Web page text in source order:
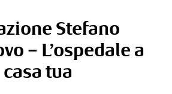
Stefano
– L’ospedale a
casa tua